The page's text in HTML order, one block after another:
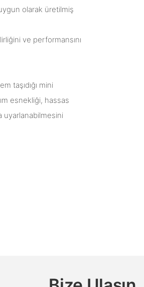
olarak üretilmiş
ve performansını
taşıdığı mini
esnekliği, hassas